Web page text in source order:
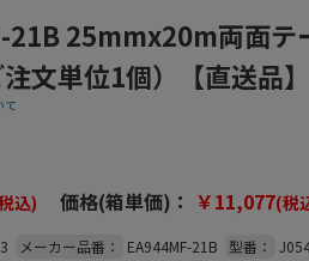
21B 25mmx20m両面テ
文単位1個）【直送品】
て
込) 価格(箱単価)： ￥11,077(税
メーカー品番： EA944MF-21B 型番：